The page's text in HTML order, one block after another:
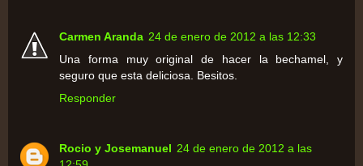
Carmen Aranda 24 de enero de 2012 a las 12:33
Una forma muy original de hacer la bechamel, y
seguro que esta deliciosa. Besitos.
Responder
Rocio y Josemanuel 24 de enero de 2012 a las